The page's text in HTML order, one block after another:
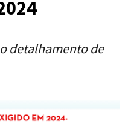
detalhamento de